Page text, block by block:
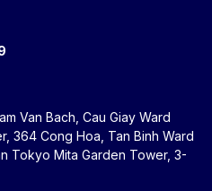
Van Bach, Cau Giay Ward
364 Cong Hoa, Tan Binh Ward
Tokyo Mita Garden Tower, 3-